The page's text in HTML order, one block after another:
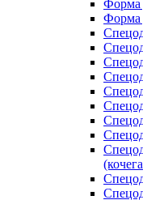
Форма
Форма